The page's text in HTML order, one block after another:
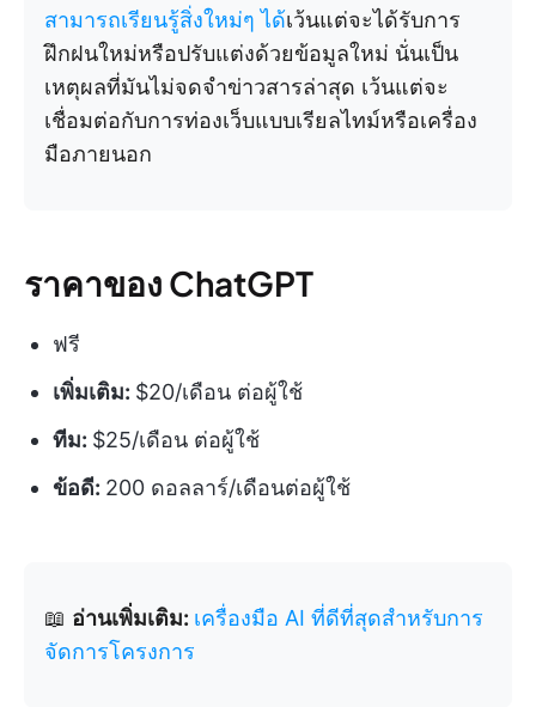
สามารถเรียนรู้สิ่งใหม่ๆ ได้เว้นแต่จะได้รับการ
ฝึกฝนใหม่หรือปรับแต่งด้วยข้อมูลใหม่ นั่นเป็น
เหตุผลที่มันไม่จดจำข่าวสารล่าสุด เว้นแต่จะ
เชื่อมต่อกับการท่องเว็บแบบเรียลไทม์หรือเครื่อง
มือภายนอก
ราคาของ ChatGPT
ฟรี
เพิ่มเติม: $20/เดือน ต่อผู้ใช้
ทีม: $25/เดือน ต่อผู้ใช้
ข้อดี: 200 ดอลลาร์/เดือนต่อผู้ใช้
📖 อ่านเพิ่มเติม: เครื่องมือ AI ที่ดีที่สุดสำหรับการ
จัดการโครงการ